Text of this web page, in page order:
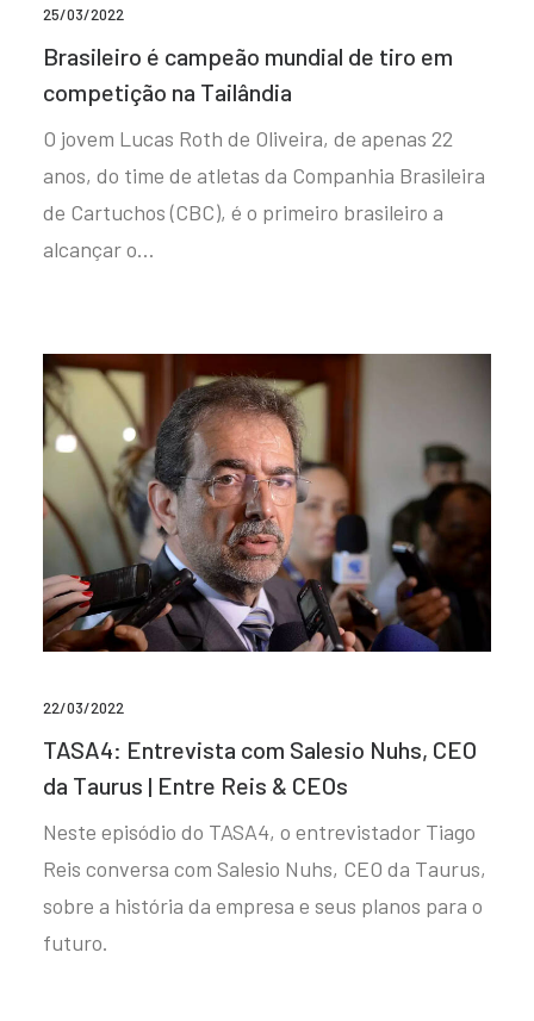
25/03/2022
Brasileiro é campeão mundial de tiro em
competição na Tailândia
O jovem Lucas Roth de Oliveira, de apenas 22
anos, do time de atletas da Companhia Brasileira
de Cartuchos (CBC), é o primeiro brasileiro a
alcançar o…
22/03/2022
TASA4: Entrevista com Salesio Nuhs, CEO
da Taurus | Entre Reis & CEOs
Neste episódio do TASA4, o entrevistador Tiago
Reis conversa com Salesio Nuhs, CEO da Taurus,
sobre a história da empresa e seus planos para o
futuro.